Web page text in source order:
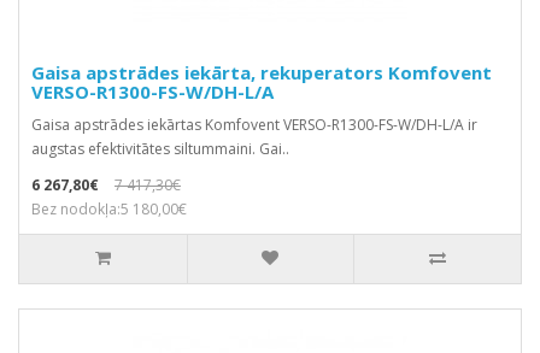
Gaisa apstrādes iekārta, rekuperators Komfovent
VERSO-R1300-FS-W/DH-L/A
Gaisa apstrādes iekārtas Komfovent VERSO-R1300-FS-W/DH-L/A ir
augstas efektivitātes siltummaini. Gai..
6 267,80€
7 417,30€
Bez nodokļa:5 180,00€